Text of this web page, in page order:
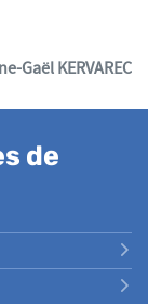
Gaël KERVAREC
de